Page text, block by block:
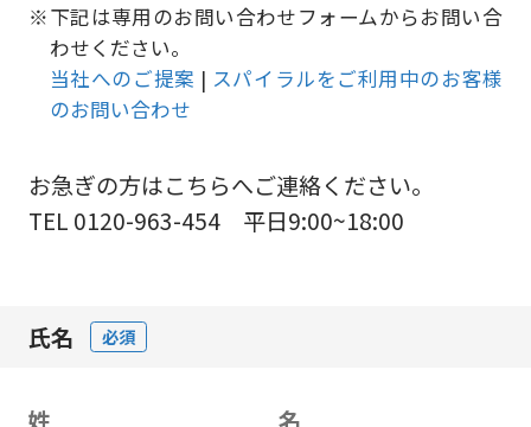
下記は専用のお問い合わせフォームからお問い合
わせください。
当社へのご提案 | スパイラルをご利用中のお客様
のお問い合わせ
お急ぎの方はこちらへご連絡ください。
TEL 0120-963-454 平日9:00~18:00
氏名 必須
姓 名